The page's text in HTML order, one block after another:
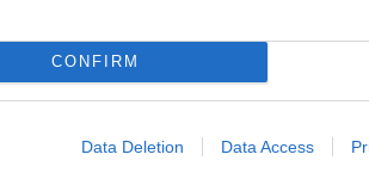
CONFIRM
Data Deletion Data Access